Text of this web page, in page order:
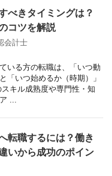
べきタイミングは？
コツを解説
会計士
いる方の転職は、「いつ動
「いつ始めるか（時期）」
キル成熟度や専門性・知
...
転職するには？働き
いから成功のポイン